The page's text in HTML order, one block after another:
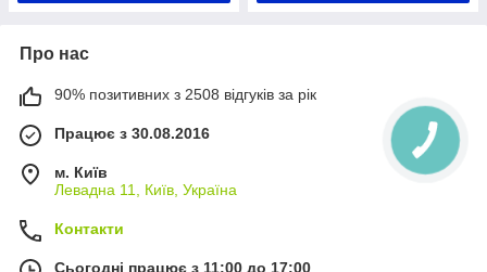
Про нас
90% позитивних з 2508 відгуків за рік
Працює з 30.08.2016
м. Київ
Левадна 11, Київ, Україна
Контакти
Сьогодні працює з 11:00 до 17:00